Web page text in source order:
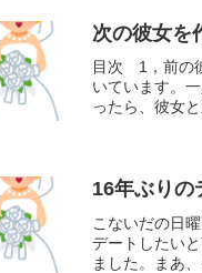
次の彼女を
目次 1，前の
いています。
ったら、彼女
16年ぶりの
こないだの日
デートしたい
ました。まあ